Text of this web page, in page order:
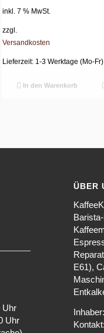
inkl. 7 % MwSt.
zzgl.
Versandkosten
Lieferzeit: 1-3 Werktage (Mo-Fr)
In den Warenkorb
Uhr
Uhr
ÜBER
E61),